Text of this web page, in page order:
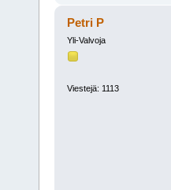
Petri P
Yli-Valvoja
Viestejä: 1113